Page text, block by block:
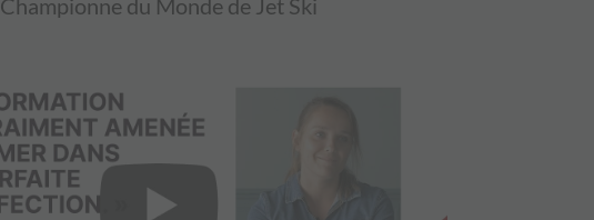
Championne du Monde de Jet Ski